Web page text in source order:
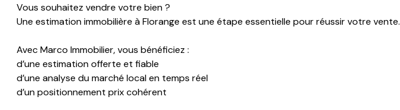
Vous souhaitez vendre votre bien ?
Une estimation immobilière à Florange est une étape essentielle pour réussir votre vente.
Avec Marco Immobilier, vous bénéficiez :
d’une estimation offerte et fiable
d’une analyse du marché local en temps réel
d’un positionnement prix cohérent